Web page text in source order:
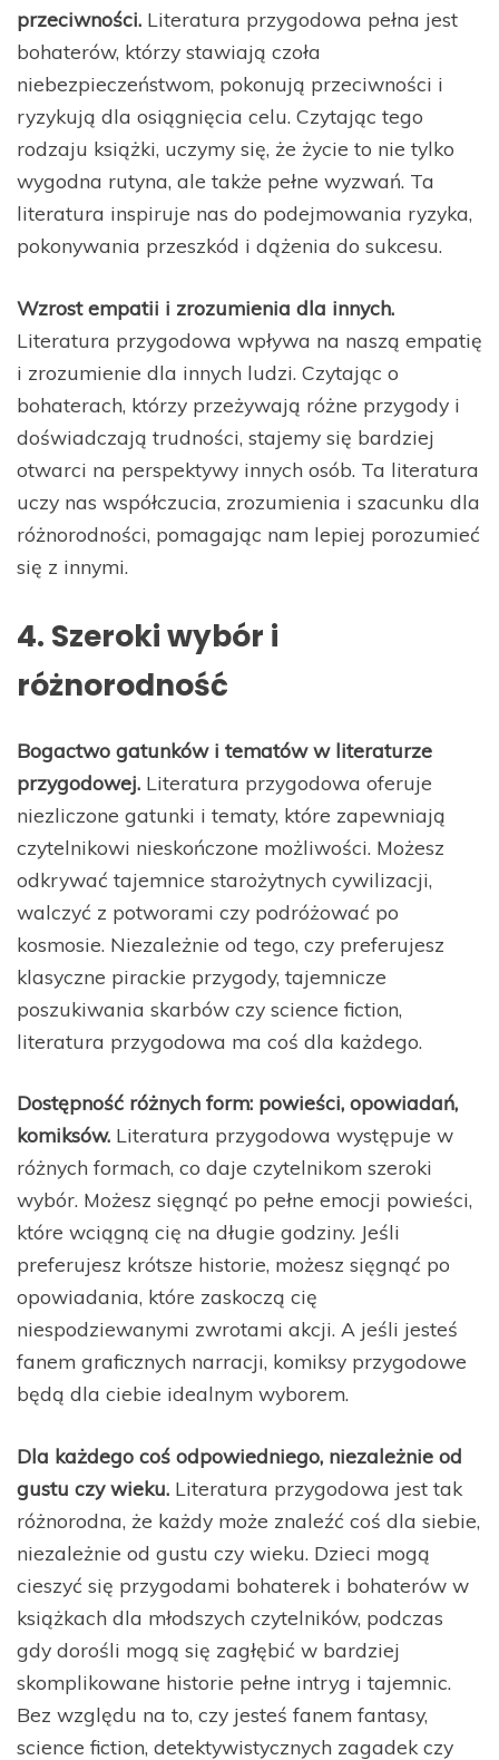
przeciwności. Literatura przygodowa pełna jest
bohaterów, którzy stawiają czoła
niebezpieczeństwom, pokonują przeciwności i
ryzykują dla osiągnięcia celu. Czytając tego
rodzaju książki, uczymy się, że życie to nie tylko
wygodna rutyna, ale także pełne wyzwań. Ta
literatura inspiruje nas do podejmowania ryzyka,
pokonywania przeszkód i dążenia do sukcesu.
Wzrost empatii i zrozumienia dla innych.
Literatura przygodowa wpływa na naszą empatię
i zrozumienie dla innych ludzi. Czytając o
bohaterach, którzy przeżywają różne przygody i
doświadczają trudności, stajemy się bardziej
otwarci na perspektywy innych osób. Ta literatura
uczy nas współczucia, zrozumienia i szacunku dla
różnorodności, pomagając nam lepiej porozumieć
się z innymi.
4. Szeroki wybór i
różnorodność
Bogactwo gatunków i tematów w literaturze
przygodowej. Literatura przygodowa oferuje
niezliczone gatunki i tematy, które zapewniają
czytelnikowi nieskończone możliwości. Możesz
odkrywać tajemnice starożytnych cywilizacji,
walczyć z potworami czy podróżować po
kosmosie. Niezależnie od tego, czy preferujesz
klasyczne pirackie przygody, tajemnicze
poszukiwania skarbów czy science fiction,
literatura przygodowa ma coś dla każdego.
Dostępność różnych form: powieści, opowiadań,
komiksów. Literatura przygodowa występuje w
różnych formach, co daje czytelnikom szeroki
wybór. Możesz sięgnąć po pełne emocji powieści,
które wciągną cię na długie godziny. Jeśli
preferujesz krótsze historie, możesz sięgnąć po
opowiadania, które zaskoczą cię
niespodziewanymi zwrotami akcji. A jeśli jesteś
fanem graficznych narracji, komiksy przygodowe
będą dla ciebie idealnym wyborem.
Dla każdego coś odpowiedniego, niezależnie od
gustu czy wieku. Literatura przygodowa jest tak
różnorodna, że każdy może znaleźć coś dla siebie,
niezależnie od gustu czy wieku. Dzieci mogą
cieszyć się przygodami bohaterek i bohaterów w
książkach dla młodszych czytelników, podczas
gdy dorośli mogą się zagłębić w bardziej
skomplikowane historie pełne intryg i tajemnic.
Bez względu na to, czy jesteś fanem fantasy,
science fiction, detektywistycznych zagadek czy